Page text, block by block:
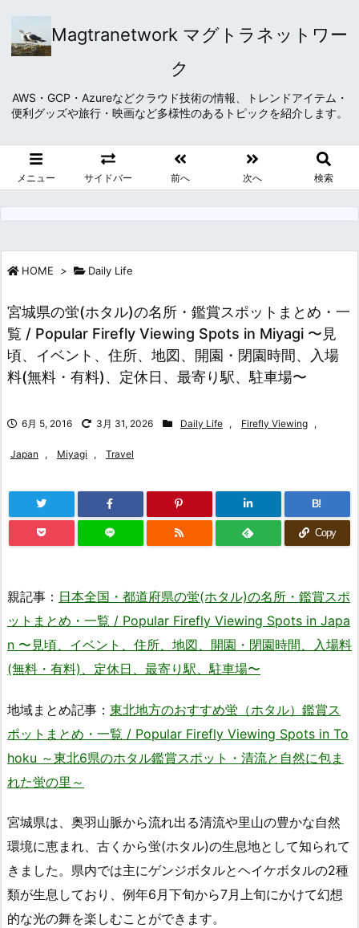
Magtranetwork マグトラネットワー
ク
AWS・GCP・Azureなどクラウド技術の情報、トレンドアイテム・
便利グッズや旅行・映画など多様性のあるトピックを紹介します。
メニュー サイドバー 前へ 次へ 検索
HOME > Daily Life
宮城県の蛍(ホタル)の名所・鑑賞スポットまとめ・一
覧 / Popular Firefly Viewing Spots in Miyagi 〜見
頃、イベント、住所、地図、開園・閉園時間、入場
料(無料・有料)、定休日、最寄り駅、駐車場〜
6月 5, 2016 3月 31, 2026 Daily Life , Firefly Viewing ,
Japan , Miyagi , Travel
B!
Copy
親記事： 日本全国・都道府県の蛍(ホタル)の名所・鑑賞スポ
ットまとめ・一覧 / Popular Firefly Viewing Spots in Japa
n 〜見頃、イベント、住所、地図、開園・閉園時間、入場料
(無料・有料)、定休日、最寄り駅、駐車場〜
地域まとめ記事： 東北地方のおすすめ蛍（ホタル）鑑賞ス
ポットまとめ・一覧 / Popular Firefly Viewing Spots in To
hoku ～東北6県のホタル鑑賞スポット・清流と自然に包ま
れた蛍の里～
宮城県は、奥羽山脈から流れ出る清流や里山の豊かな自然
環境に恵まれ、古くから蛍(ホタル)の生息地として知られて
きました。県内では主にゲンジボタルとヘイケボタルの2種
類が生息しており、例年6月下旬から7月上旬にかけて幻想
的な光の舞を楽しむことができます。